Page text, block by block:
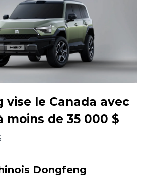
vise le Canada avec
moins de 35 000 $
Dongfeng